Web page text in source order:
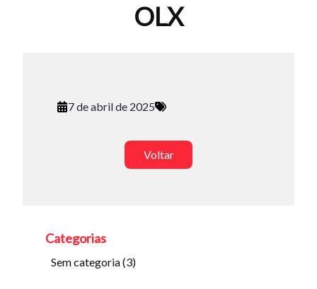
OLX
7 de abril de 2025
Voltar
Categorias
Sem categoria(3)